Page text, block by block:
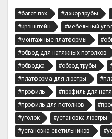
#багет пвх #декор трубы
#кронштейн
#мебельный
#монтажные платформы
#обвод для натяжных потолков
#обводка
#обход трубы
#платформа для люстры
#профиль
#профиль для
#профиль для потолков
#уголок
#установка люстры
#установка светильников